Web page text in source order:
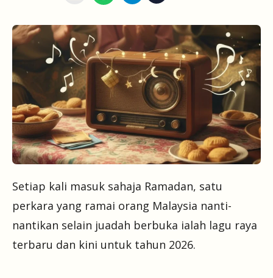
Setiap kali masuk sahaja Ramadan, satu
perkara yang ramai orang Malaysia nanti-
nantikan selain juadah berbuka ialah lagu raya
terbaru dan kini untuk tahun 2026.